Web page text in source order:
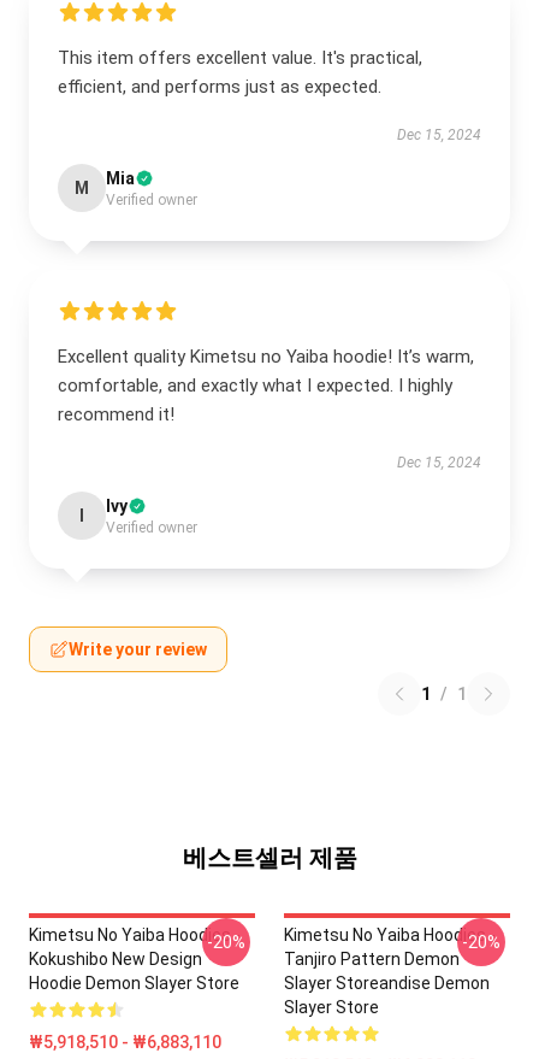
This item offers excellent value. It's practical,
efficient, and performs just as expected.
Dec 15, 2024
M Mia
Verified owner
Excellent quality Kimetsu no Yaiba hoodie! It’s warm,
comfortable, and exactly what I expected. I highly
recommend it!
Dec 15, 2024
Ivy
Verified owner
Write your review
1 / 1
베스트셀러 제품
Kimetsu No Yaiba Hoodies -
Kokushibo New Design
Hoodie Demon Slayer Store
₩5,918,510 - ₩6,883,110
-20%
Kimetsu No Yaiba Hoodies -
Tanjiro Pattern Demon
Slayer Storeandise Demon
Slayer Store
-20%